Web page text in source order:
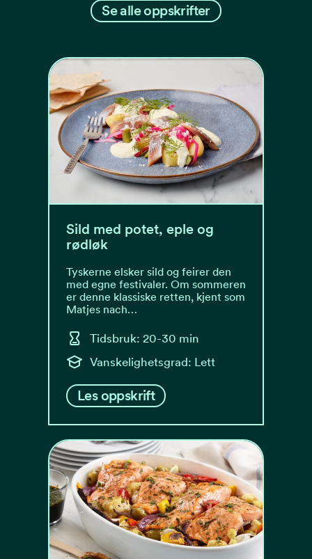
Se alle oppskrifter
Sild med potet, eple og
rødløk
Tyskerne elsker sild og feirer den
med egne festivaler. Om sommeren
er denne klassiske retten, kjent som
Matjes nach…
Tidsbruk: 20-30 min
Vanskelighetsgrad: Lett
Les oppskrift